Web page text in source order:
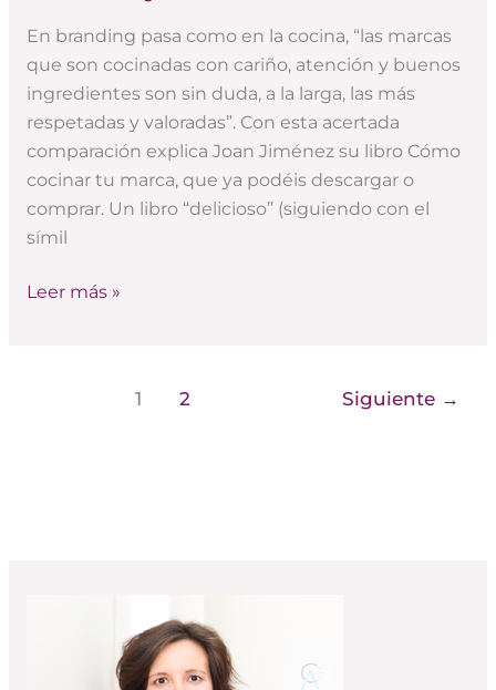
En branding pasa como en la cocina, “las marcas
que son cocinadas con cariño, atención y buenos
ingredientes son sin duda, a la larga, las más
respetadas y valoradas”. Con esta acertada
comparación explica Joan Jiménez su libro Cómo
cocinar tu marca, que ya podéis descargar o
comprar. Un libro “delicioso” (siguiendo con el
símil
«Cómo
tu
marca»
está
Leer más »
1 2 Siguiente →